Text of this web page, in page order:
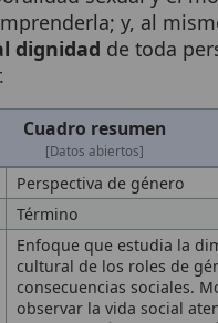
Cuadro resumen
[Datos abiertos]
Perspectiva de género
Término
Enfoque que estudia la
cultural de los roles de género y
consecuencias sociales. Modo de
observar la vida social
interpretación y distribución de
papeles de varones y mujeres
cultura concreta. Herramienta
analizar cómo la sociedad
asigna expectativas a hombres
mujeres más allá de la biología